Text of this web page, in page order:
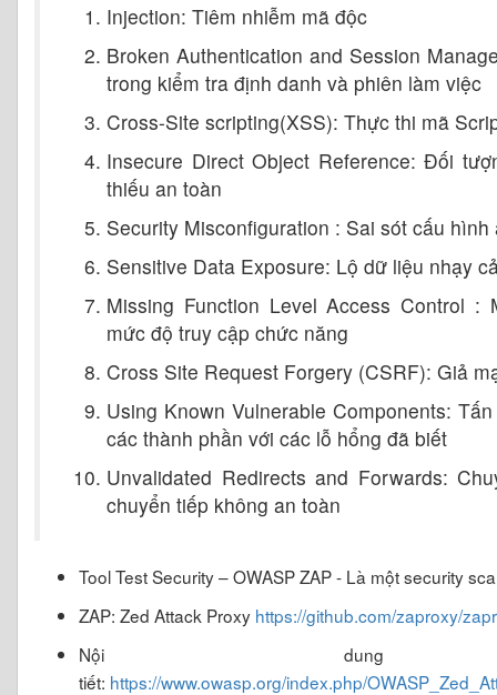
Injection: Tiêm nhiễm mã độc
Broken Authentication and Session
trong kiểm tra định danh và phiên làm việc
Cross-Site scripting(XSS): Thực thi mã
Insecure Direct Object Reference: Đối
thiếu an toàn
Security Misconfiguration : Sai sót cấu hình
Sensitive Data Exposure: Lộ dữ liệu nhạy
Missing Function Level Access Control :
mức độ truy cập chức năng
Cross Site Request Forgery (CSRF): Giả
Using Known Vulnerable Components:
các thành phần với các lỗ hổng đã biết
Unvalidated Redirects and Forwards:
chuyển tiếp không an toàn
Tool Test Security – OWASP ZAP - Là một security
ZAP: Zed Attack Proxy https://github.com/zaproxy/
Nội dung
tiết: https://www.owasp.org/index.php/